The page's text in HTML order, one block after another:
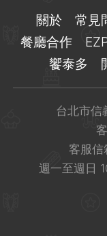
關於 常見
餐廳合作
饗泰多
台北市信
客服信
週一至週日